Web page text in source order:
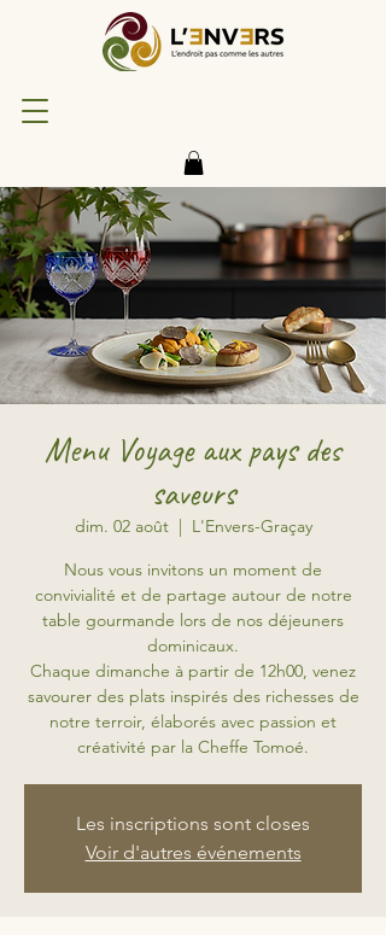
Menu Voyage aux pays des
saveurs
dim. 02 août
  |
L'Envers-Graçay
Nous vous invitons un moment de
convivialité et de partage autour de notre
table gourmande lors de nos déjeuners
dominicaux.
Chaque dimanche à partir de 12h00, venez
savourer des plats inspirés des richesses de
notre terroir, élaborés avec passion et
créativité par la Cheffe Tomoé.
Les inscriptions sont closes
Voir d'autres événements